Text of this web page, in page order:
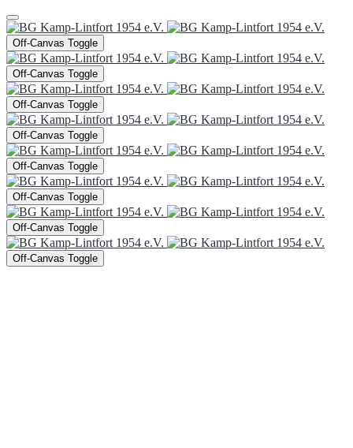
Off-Canvas Toggle
Off-Canvas Toggle
Off-Canvas Toggle
Off-Canvas Toggle
Off-Canvas Toggle
Off-Canvas Toggle
Off-Canvas Toggle
Off-Canvas Toggle